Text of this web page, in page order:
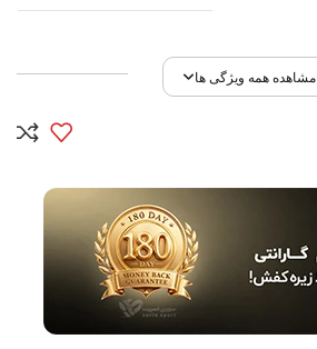
مشاهده همه ویژگی ها